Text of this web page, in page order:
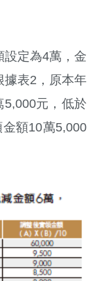
設定為4萬，金
據表2，原本年
元，低於
額10萬5,000